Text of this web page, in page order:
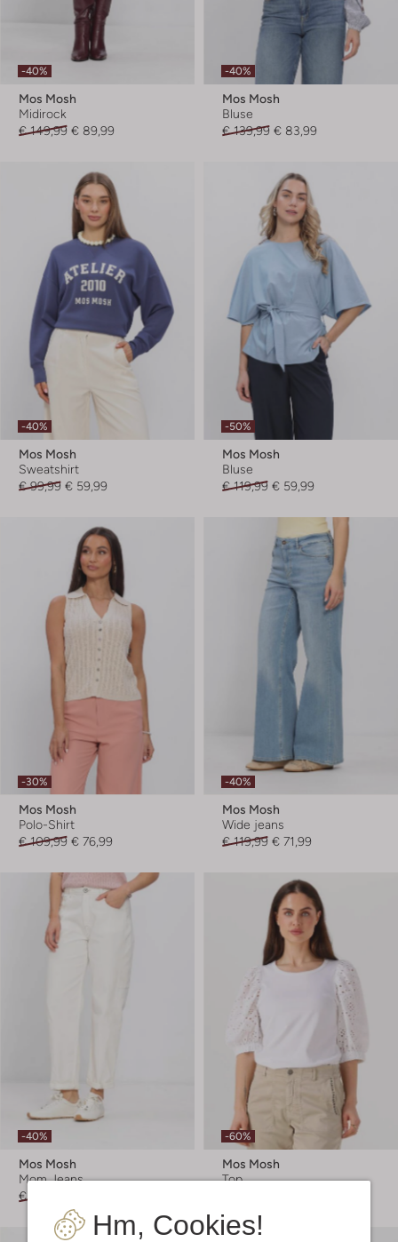
Hm, Cookies!
-40%
Mos Mosh
Midirock
€ 149,99 € 89,99
-40%
Mos Mosh
Bluse
€ 139,99 € 83,99
-40%
Mos Mosh
Sweatshirt
€ 99,99 € 59,99
-50%
Mos Mosh
Bluse
€ 119,99 € 59,99
-30%
Mos Mosh
Polo-Shirt
€ 109,99 € 76,99
-40%
Mos Mosh
Wide jeans
€ 119,99 € 71,99
-40%
Mos Mosh
Mom Jeans
€ 139,99
-60%
Mos Mosh
Top